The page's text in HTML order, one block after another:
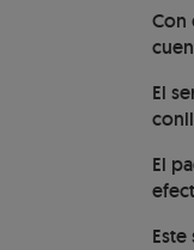
Con
El
El